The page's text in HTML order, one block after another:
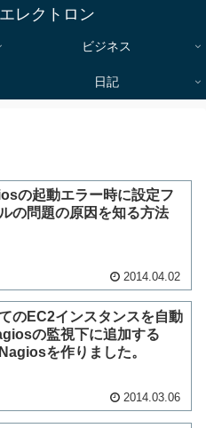
レクトロン
ビジネス
日記
の起動エラー時に設定フ
の問題の原因を知る方法
2014.04.02
のEC2インスタンスを自動
の監視下に追加する
を作りました。
2014.03.06